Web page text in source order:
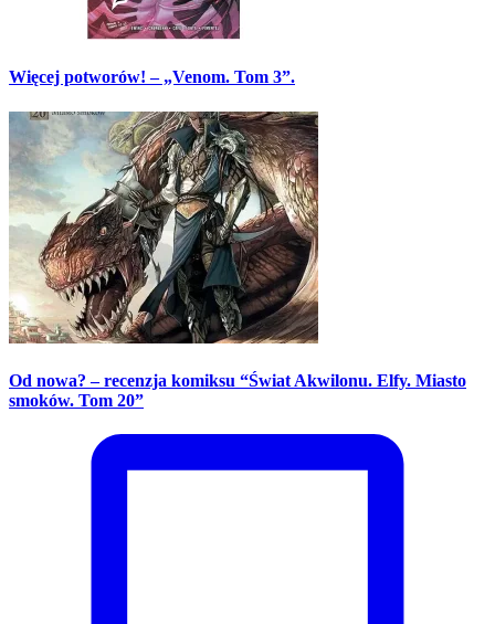
Więcej potworów! – „Venom. Tom 3”.
Od nowa? – recenzja komiksu “Świat Akwilonu. Elfy. Miasto
smoków. Tom 20”